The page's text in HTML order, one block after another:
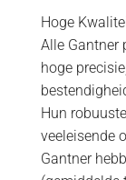
Hoge
Alle Gantner
hoge
Hun
veeleisende
Gantner